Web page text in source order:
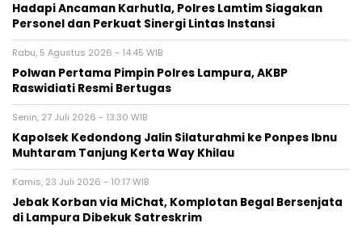
Hadapi Ancaman Karhutla, Polres Lamtim Siagakan
Personel dan Perkuat Sinergi Lintas Instansi
Rabu, 5 Agustus 2026 - 14:45 WIB
Polwan Pertama Pimpin Polres Lampura, AKBP
Raswidiati Resmi Bertugas
Senin, 27 Juli 2026 - 13:30 WIB
Kapolsek Kedondong Jalin Silaturahmi ke Ponpes Ibnu
Muhtaram Tanjung Kerta Way Khilau
Kamis, 23 Juli 2026 - 10:17 WIB
Jebak Korban via MiChat, Komplotan Begal Bersenjata
di Lampura Dibekuk Satreskrim